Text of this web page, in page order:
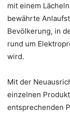
mit einem
bewährte
Bevölkerung, in
rund um
wird.
Mit der
einzelnen
entsprechenden